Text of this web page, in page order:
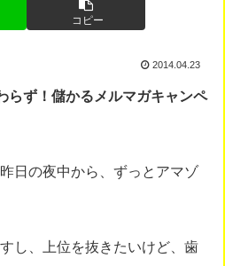
コピー
2014.04.23
ず！儲かるメルマガキャンペ
日の夜中から、ずっとアマゾ
し、上位を抜きたいけど、歯